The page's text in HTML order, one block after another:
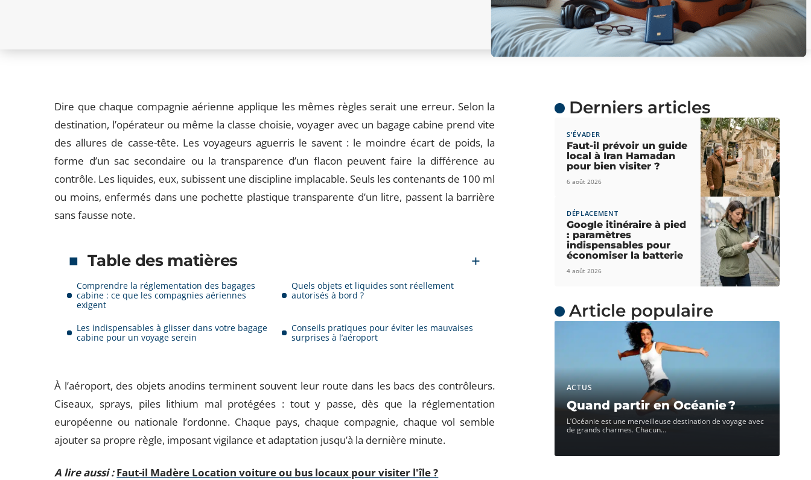
Dire que chaque compagnie aérienne applique les mêmes règles serait une erreur. Selon la
destination, l’opérateur ou même la classe choisie, voyager avec un bagage cabine prend vite
des allures de casse-tête. Les voyageurs aguerris le savent : le moindre écart de poids, la
forme d’un sac secondaire ou la transparence d’un flacon peuvent faire la différence au
contrôle. Les liquides, eux, subissent une discipline implacable. Seuls les contenants de 100 ml
ou moins, enfermés dans une pochette plastique transparente d’un litre, passent la barrière
sans fausse note.
Table des matières
Comprendre la réglementation des bagages
cabine : ce que les compagnies aériennes
exigent
Quels objets et liquides sont réellement
autorisés à bord ?
Les indispensables à glisser dans votre bagage
cabine pour un voyage serein
Conseils pratiques pour éviter les mauvaises
surprises à l’aéroport
À l’aéroport, des objets anodins terminent souvent leur route dans les bacs des contrôleurs.
Ciseaux, sprays, piles lithium mal protégées : tout y passe, dès que la réglementation
européenne ou nationale l’ordonne. Chaque pays, chaque compagnie, chaque vol semble
ajouter sa propre règle, imposant vigilance et adaptation jusqu’à la dernière minute.
A lire aussi : Faut-il Madère Location voiture ou bus locaux pour visiter l'île ?
Derniers articles
S'ÉVADER
Faut-il prévoir un guide
local à Iran Hamadan
pour bien visiter ?
6 août 2026
DÉPLACEMENT
Google itinéraire à pied
: paramètres
indispensables pour
économiser la batterie
4 août 2026
Article populaire
ACTUS
Quand partir en Océanie ?
L’Océanie est une merveilleuse destination de voyage avec
de grands charmes. Chacun…